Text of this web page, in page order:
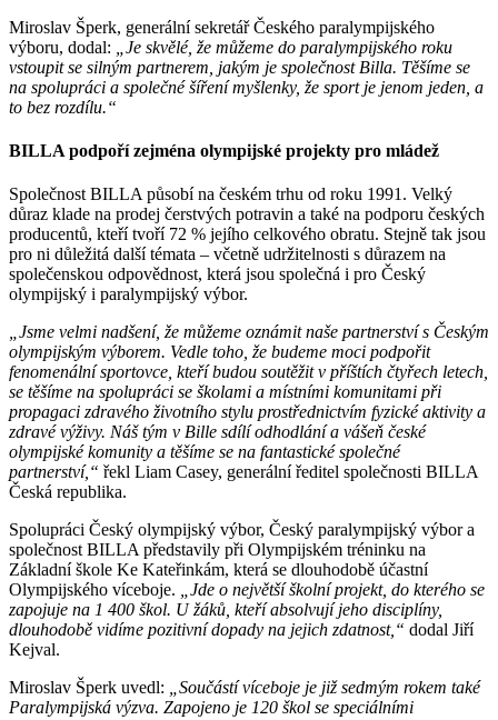
Miroslav Šperk, generální sekretář Českého paralympijského
výboru, dodal:
„Je skvělé, že můžeme do paralympijského roku
vstoupit se silným partnerem, jakým je společnost Billa. Těšíme se
na spolupráci a společné šíření myšlenky, že sport je jenom jeden, a
to bez rozdílu.“
BILLA podpoří zejména olympijské projekty pro mládež
Společnost BILLA působí na českém trhu od roku 1991. Velký
důraz klade na prodej čerstvých potravin a také na podporu českých
producentů, kteří tvoří 72 % jejího celkového obratu. Stejně tak jsou
pro ni důležitá další témata – včetně udržitelnosti s důrazem na
společenskou odpovědnost, která jsou společná i pro Český
olympijský i paralympijský výbor.
„Jsme velmi nadšení, že můžeme oznámit naše partnerství s Českým
olympijským výborem. Vedle toho, že budeme moci podpořit
fenomenální sportovce, kteří budou soutěžit v příštích čtyřech letech,
se těšíme na spolupráci se školami a místními komunitami při
propagaci zdravého životního stylu prostřednictvím fyzické aktivity a
zdravé výživy. Náš tým v Bille sdílí odhodlání a vášeň české
olympijské komunity a těšíme se na fantastické společné
partnerství,“ řekl Liam Casey, generální ředitel společnosti BILLA
Česká republika.
Spolupráci Český olympijský výbor, Český paralympijský výbor a
společnost BILLA představily při Olympijském tréninku na
Základní škole Ke Kateřinkám, která se dlouhodobě účastní
Olympijského víceboje.
„Jde o největší školní projekt, do kterého se
zapojuje na 1 400 škol. U žáků, kteří absolvují jeho disciplíny,
dlouhodobě vidíme pozitivní dopady na jejich zdatnost,“ dodal Jiří
Kejval.
Miroslav Šperk uvedl:
„Součástí víceboje je již sedmým rokem také
Paralympijská výzva. Zapojeno je 120 škol se speciálními